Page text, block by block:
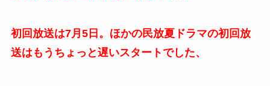
初回放送は7月5日。ほかの民放夏ドラマの初回放
送はもうちょっと遅いスタートでした、